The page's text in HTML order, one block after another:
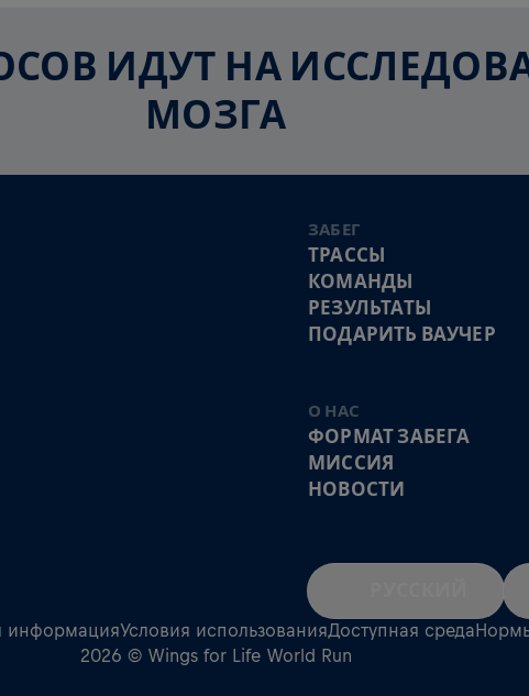
ИДУТ НА
МОЗГА
ЗАБЕГ
ТРАССЫ
КОМАНДЫ
РЕЗУЛЬТАТЫ
ПОДАРИТЬ ВАУЧЕР
О НАС
ФОРМАТ ЗАБЕГА
МИССИЯ
НОВОСТИ
информацияУсловия использованияДоступная среда
2026 © Wings for Life World Run